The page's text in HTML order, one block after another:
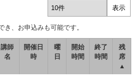
き、お申込みも可能です。
講師
名
開催日
時
曜
日
開始
時間
終了
時間
残
席
▲